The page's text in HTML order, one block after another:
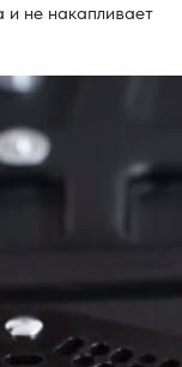
и не накапливает